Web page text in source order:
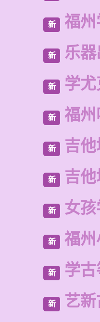
新 福
新 乐
新 学
新 福
新 吉
新 吉
新 女
新 福
新 学
新 艺